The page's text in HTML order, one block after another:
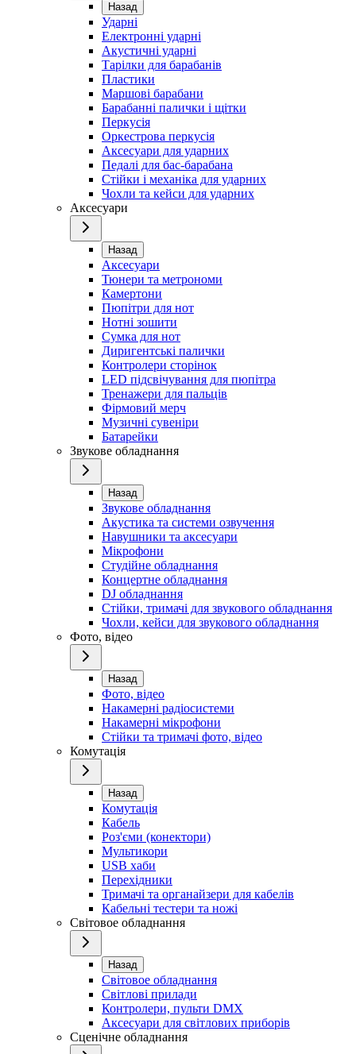
Назад
Ударні
Електронні ударні
Акустичні ударні
Тарілки для барабанів
Пластики
Маршові барабани
Барабанні палички і щітки
Перкусія
Оркестрова перкусія
Аксесуари для ударних
Педалі для бас-барабана
Стійки і механіка для ударних
Чохли та кейси для ударних
Аксесуари
Назад
Аксесуари
Тюнери та метрономи
Камертони
Пюпітри для нот
Нотні зошити
Сумка для нот
Диригентські палички
Контролери сторінок
LED підсвічування для пюпітра
Тренажери для пальців
Фірмовий мерч
Музичні сувеніри
Батарейки
Звукове обладнання
Назад
Звукове обладнання
Акустика та системи озвучення
Навушники та аксесуари
Мікрофони
Студійне обладнання
Концертне обладнання
DJ обладнання
Стійки, тримачі для звукового обладнання
Чохли, кейси для звукового обладнання
Фото, відео
Назад
Фото, відео
Накамерні радіосистеми
Накамерні мікрофони
Стійки та тримачі фото, відео
Комутація
Назад
Комутація
Кабель
Роз'єми (конектори)
Мультикори
USB хаби
Перехідники
Тримачі та органайзери для кабелів
Кабельні тестери та ножі
Світовое обладнання
Назад
Світовое обладнання
Світлові прилади
Контролери, пульти DMX
Аксесуари для світлових приборів
Сценічне обладнання